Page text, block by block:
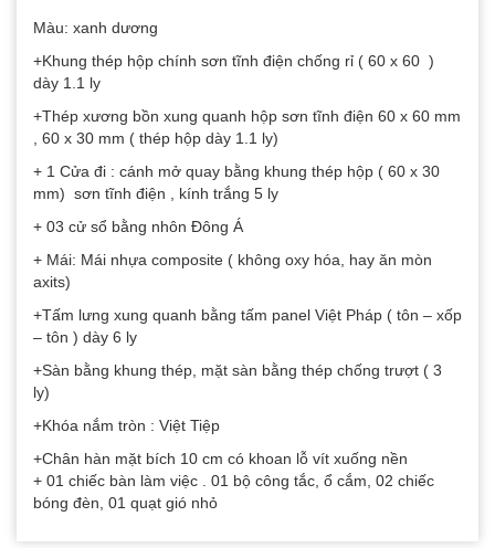
Màu: xanh dương
+Khung thép hộp chính sơn tĩnh điện chống rỉ ( 60 x 60 )
dày 1.1 ly
+Thép xương bồn xung quanh hộp sơn tĩnh điện 60 x 60 mm
, 60 x 30 mm ( thép hộp dày 1.1 ly)
+ 1 Cửa đi : cánh mở quay bằng khung thép hộp ( 60 x 30
mm) sơn tĩnh điện , kính trắng 5 ly
+ 03 cử sổ bằng nhôn Đông Á
+ Mái: Mái nhựa composite ( không oxy hóa, hay ăn mòn
axits)
+Tấm lưng xung quanh bằng tấm panel Việt Pháp ( tôn – xốp
– tôn ) dày 6 ly
+Sàn bằng khung thép, mặt sàn bằng thép chống trượt ( 3
ly)
+Khóa nắm tròn : Việt Tiệp
+Chân hàn mặt bích 10 cm có khoan lỗ vít xuống nền
+ 01 chiếc bàn làm việc . 01 bộ công tắc, ổ cắm, 02 chiếc
bóng đèn, 01 quạt gió nhỏ